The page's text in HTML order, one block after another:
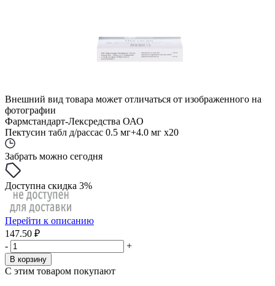
Внешний вид товара может отличаться от изображенного на
фотографии
Фармстандарт-Лексредства ОАО
Пектусин табл д/рассас 0.5 мг+4.0 мг x20
Забрать можно сегодня
Доступна скидка 3%
Перейти к описанию
147.50 ₽
-
+
В корзину
С этим товаром покупают